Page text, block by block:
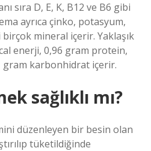
sıra D, E, K, B12 ve B6 gibi
ayrıca çinko, potasyum,
mineral içerir. Yaklaşık
enerji, 0,96 gram protein,
gram karbonhidrat içerir.
sağlıklı mı?
düzenleyen bir besin olan
tüketildiğinde